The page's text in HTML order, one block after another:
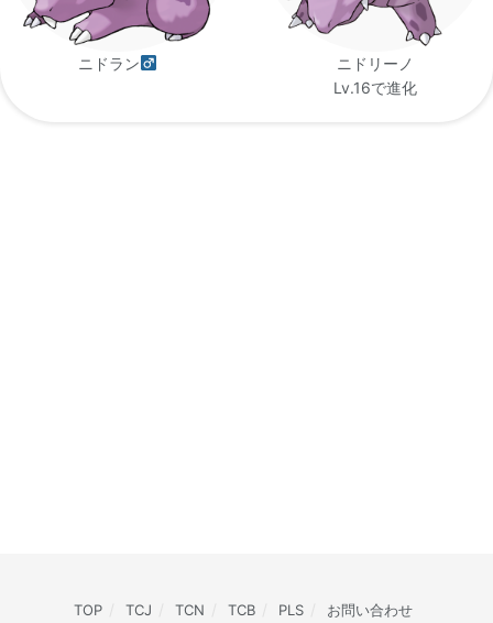
ニドラン
ニドリーノ
Lv.16で進化
TOP TCJ TCN TCB PLS お問い合わせ